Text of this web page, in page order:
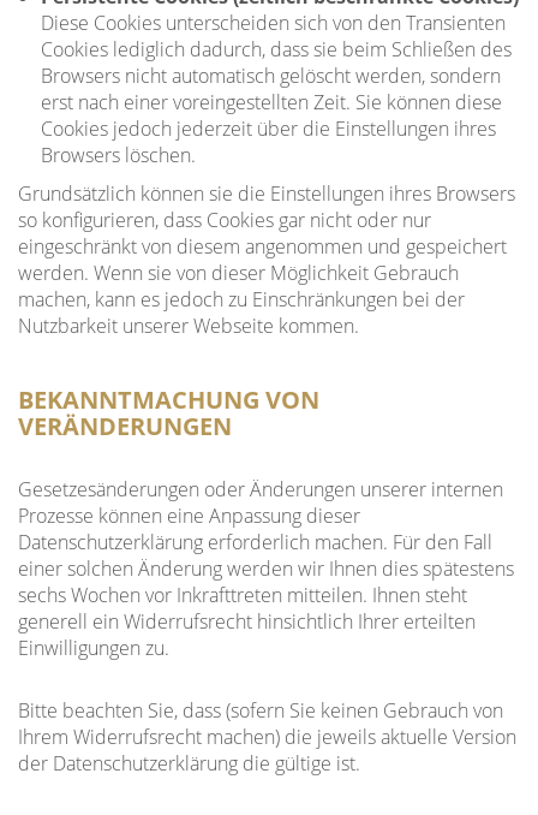
Diese Cookies unterscheiden sich von den Transienten
Cookies lediglich dadurch, dass sie beim Schließen des
Browsers nicht automatisch gelöscht werden, sondern
erst nach einer voreingestellten Zeit. Sie können diese
Cookies jedoch jederzeit über die Einstellungen ihres
Browsers löschen.
Grundsätzlich können sie die Einstellungen ihres Browsers
so konfigurieren, dass Cookies gar nicht oder nur
eingeschränkt von diesem angenommen und gespeichert
werden. Wenn sie von dieser Möglichkeit Gebrauch
machen, kann es jedoch zu Einschränkungen bei der
Nutzbarkeit unserer Webseite kommen.
BEKANNTMACHUNG VON
VERÄNDERUNGEN
Gesetzesänderungen oder Änderungen unserer internen
Prozesse können eine Anpassung dieser
Datenschutzerklärung erforderlich machen. Für den Fall
einer solchen Änderung werden wir Ihnen dies spätestens
sechs Wochen vor Inkrafttreten mitteilen. Ihnen steht
generell ein Widerrufsrecht hinsichtlich Ihrer erteilten
Einwilligungen zu.
Bitte beachten Sie, dass (sofern Sie keinen Gebrauch von
Ihrem Widerrufsrecht machen) die jeweils aktuelle Version
der Datenschutzerklärung die gültige ist.